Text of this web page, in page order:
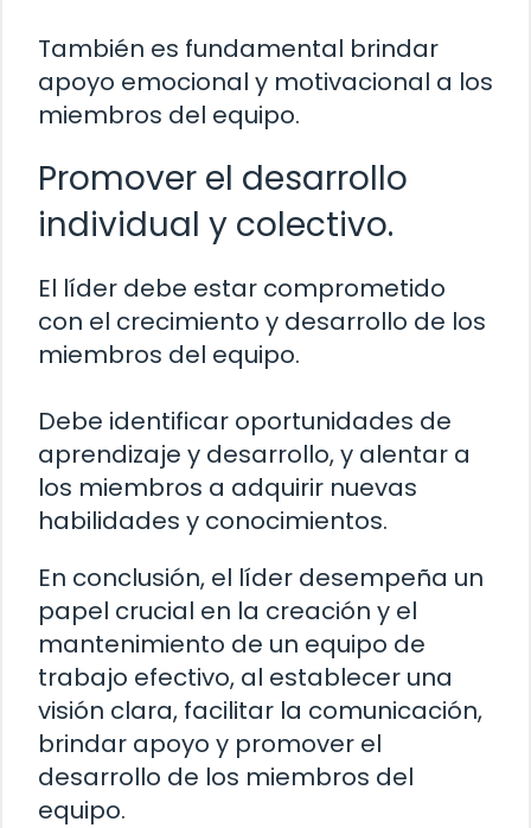
También es fundamental brindar
apoyo emocional y motivacional a los
miembros del equipo.
Promover el desarrollo
individual y colectivo.
El líder debe estar comprometido
con el crecimiento y desarrollo de los
miembros del equipo.
Debe identificar oportunidades de
aprendizaje y desarrollo, y alentar a
los miembros a adquirir nuevas
habilidades y conocimientos.
En conclusión, el líder desempeña un
papel crucial en la creación y el
mantenimiento de un equipo de
trabajo efectivo, al establecer una
visión clara, facilitar la comunicación,
brindar apoyo y promover el
desarrollo de los miembros del
equipo.